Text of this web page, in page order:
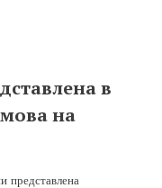
в
на
представлена